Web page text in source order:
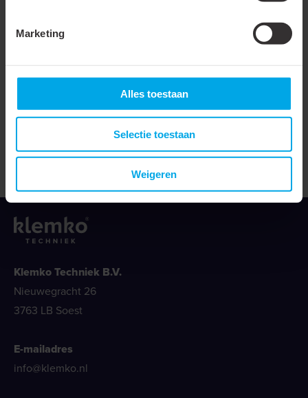
Marketing
Alles toestaan
Selectie toestaan
Weigeren
Kleur
44.45 mm
Breedte
485 mm
Diepte
35 mm
Cat6
Klemko Techniek B.V.
Nieuwegracht 26
3763 LB Soest
E-mailadres
info@klemko.nl